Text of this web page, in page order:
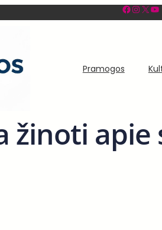
Facebook InstagramX YouTube
Pramogos
žinoti